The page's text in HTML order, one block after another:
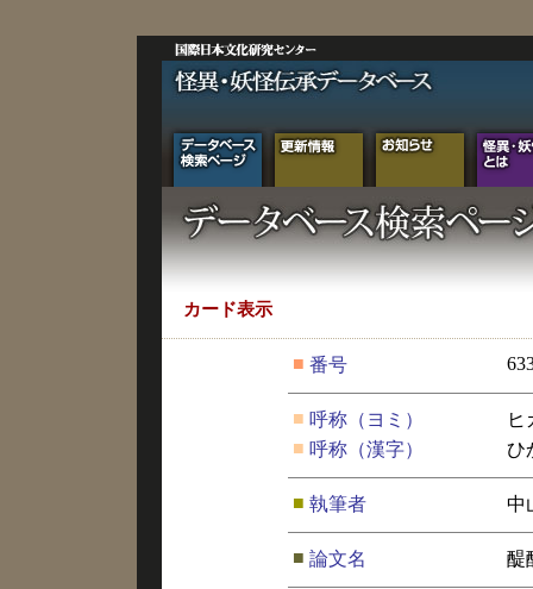
カード表示
■ 番号
■ 呼称（ヨミ）
ヒ
■ 呼称（漢字） ひ
■ 執筆者 中
■ 論文名 醍